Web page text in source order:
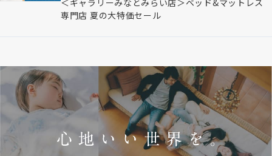
＜ギャラリーみなとみらい店＞ベッド&マットレス
専門店 夏の大特価セール